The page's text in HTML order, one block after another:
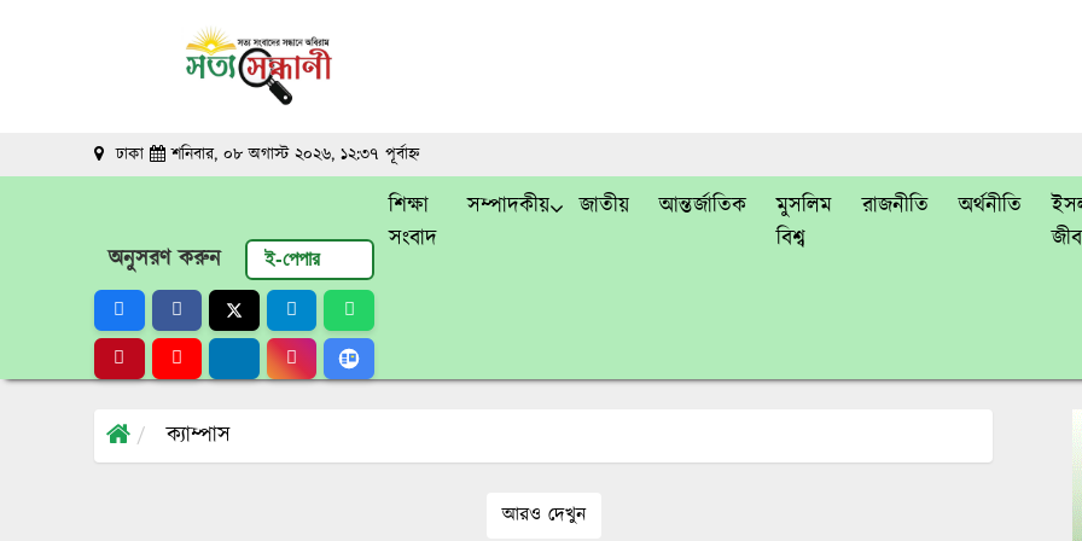
ঢাকা শনিবার, ০৮ অগাস্ট ২০২৬, ১২:৩৭ পূর্বাহ্ন
অনুসরণ করুন ই-পেপার
শিক্ষা
সংবাদ
সম্পাদকীয় জাতীয় আন্তর্জাতিক
মুসলিম
বিশ্ব
রাজনীতি অর্থনীতি
ক্যাম্পাস
আরও দেখুন